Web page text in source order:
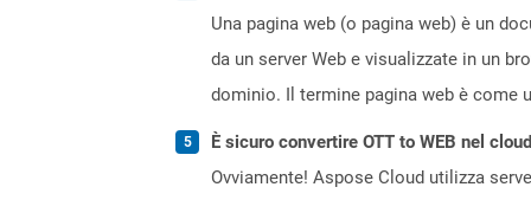
Una pagina web (o pagina web) è un
da un server Web e visualizzate in un
dominio. Il termine pagina web è come
È sicuro convertire OTT to WEB nel
Ovviamente! Aspose Cloud utilizza